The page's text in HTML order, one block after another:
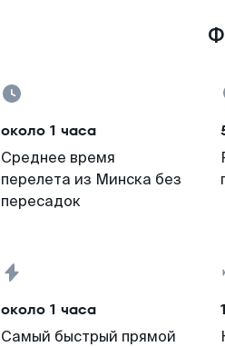
около 1 часа
Среднее время
перелета из Минска без
пересадок
около 1 часа
Самый быстрый прямой